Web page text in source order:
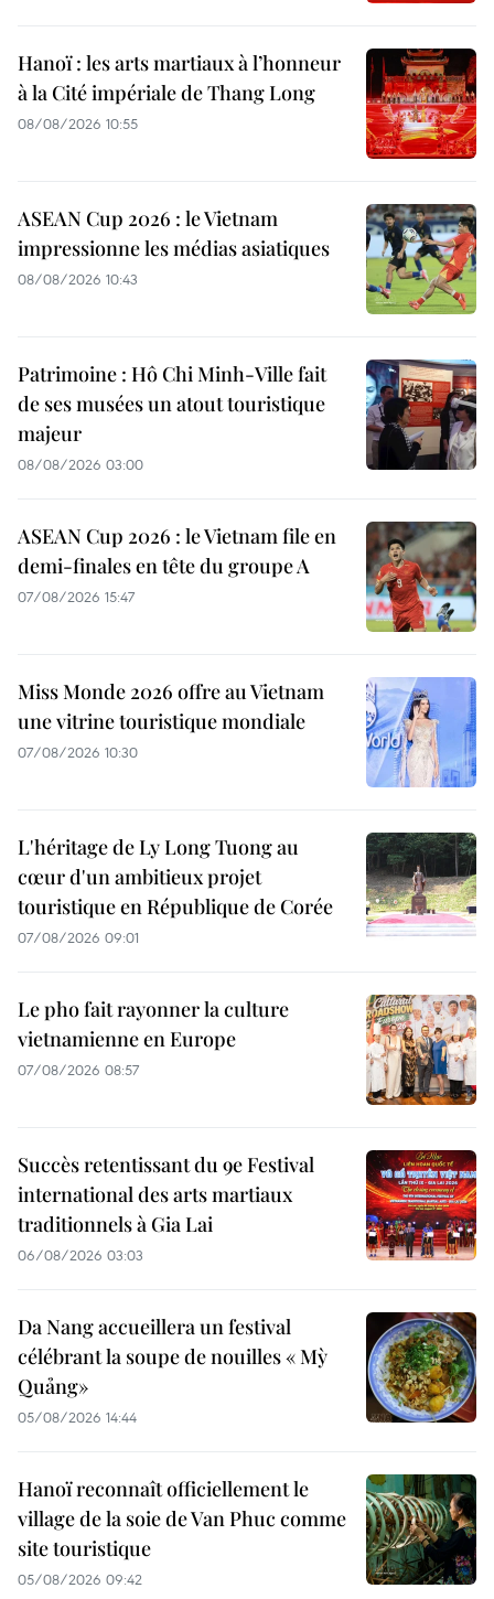
Hanoï : les arts martiaux à l’honneur
à la Cité impériale de Thang Long
08/08/2026 10:55
ASEAN Cup 2026 : le Vietnam
impressionne les médias asiatiques
08/08/2026 10:43
Patrimoine : Hô Chi Minh-Ville fait
de ses musées un atout touristique
majeur
08/08/2026 03:00
ASEAN Cup 2026 : le Vietnam file en
demi-finales en tête du groupe A
07/08/2026 15:47
Miss Monde 2026 offre au Vietnam
une vitrine touristique mondiale
07/08/2026 10:30
L'héritage de Ly Long Tuong au
cœur d'un ambitieux projet
touristique en République de Corée
07/08/2026 09:01
Le pho fait rayonner la culture
vietnamienne en Europe
07/08/2026 08:57
Succès retentissant du 9e Festival
international des arts martiaux
traditionnels à Gia Lai
06/08/2026 03:03
Da Nang accueillera un festival
célébrant la soupe de nouilles « Mỳ
Quảng»
05/08/2026 14:44
Hanoï reconnaît officiellement le
village de la soie de Van Phuc comme
site touristique
05/08/2026 09:42